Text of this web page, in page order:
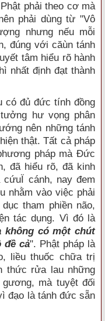
phải theo cơ mà
phải dùng từ "Vô
nhưng nếu mỗi
đúng với căùn tánh
tâm hiểu rõ hành
nhất định đạt thành
có đủ đức tính đồng
hư vọng phân
nên những tánh
thật. Tất cả pháp
pháp mà Đức
đã hiểu rõ, đã kinh
cánh, nay đem
nhằm vào việc phải
tham phiền não,
tác dụng. Vì đó là
không có một chút
đề cả". Phật pháp là
liều thuốc chữa trị
thức rửa lau những
mà tuyệt đối
đạo là tánh đức sẵn